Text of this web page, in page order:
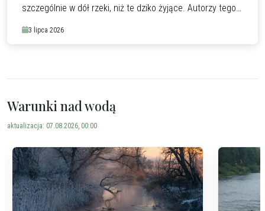
szczególnie w dół rzeki, niż te dziko żyjące. Autorzy tego
zachowaniu obu grup pstrągów.
3 lipca 2026
Warunki nad wodą
aktualizacja: 07.08.2026, 00:00